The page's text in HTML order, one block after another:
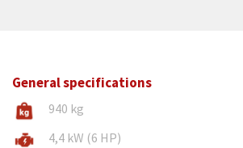
General specifications
940 kg
4,4 kW (6 HP)